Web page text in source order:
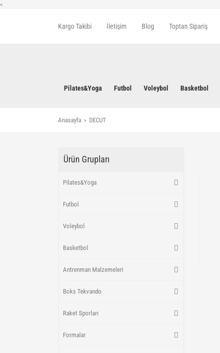
<
Kargo Takibi İletişim Blog Toptan Sipariş
Pilates&Yoga Futbol Voleybol Basketbol
Anasayfa DECUT
Ürün Grupları
Pilates&Yoga
Futbol
Voleybol
Basketbol
Antrenman Malzemeleri
Boks Tekvando
Raket Sporları
Formalar